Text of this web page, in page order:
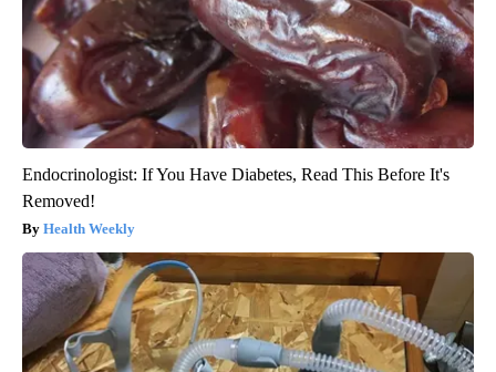
Endocrinologist: If You Have Diabetes, Read This Before It's
Removed!
Health Weekly